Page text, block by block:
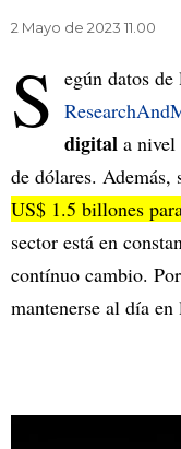
2 Mayo de 2023 11.00
S egún datos
digital a
de dólares. Además,
US$ 1.5 billones
sector está en
contínuo cambio.
mantenerse al día